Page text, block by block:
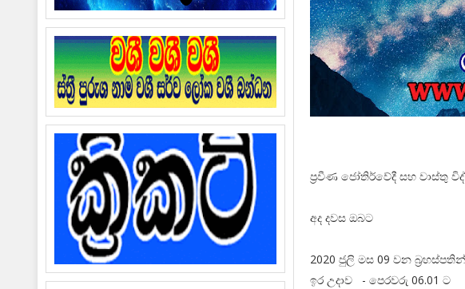
ප්‍රවීණ ජෝතිර්වේදී සහ වාස්තු
අද දවස ඔබට
2020 ජුලි මස 09 වන
ඉර උදාව - පෙරවරු 06.01 ට